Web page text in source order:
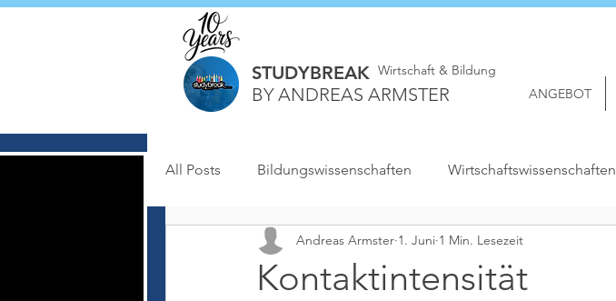
STUDYBREAK
BY ANDREAS ARMSTER
Wirtschaft & Bildung
ANGEBOT
All Posts Bildungswissenschaften Wirtschaftswissenschaften
Kontaktintensität
Andreas Armster 1. Juni 1 Min. Lesezeit